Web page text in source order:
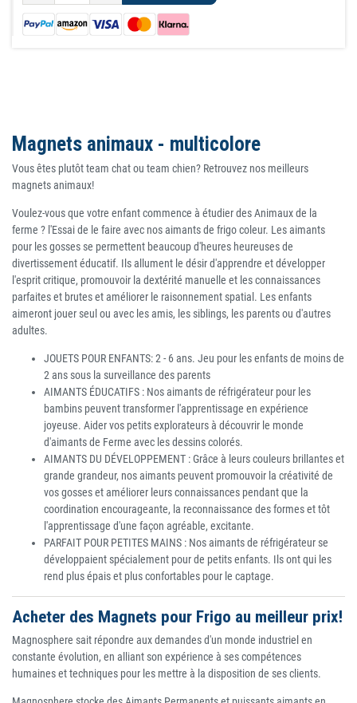
Magnets animaux - multicolore
Vous êtes plutôt team chat ou team chien? Retrouvez nos meilleurs
magnets animaux!
Voulez-vous que votre enfant commence à étudier des Animaux de la
ferme ? l'Essai de le faire avec nos aimants de frigo coleur. Les aimants
pour les gosses se permettent beaucoup d'heures heureuses de
divertissement éducatif. Ils allument le désir d'apprendre et développer
l'esprit critique, promouvoir la dextérité manuelle et les connaissances
parfaites et brutes et améliorer le raisonnement spatial. Les enfants
aimeront jouer seul ou avec les amis, les siblings, les parents ou d'autres
adultes.
JOUETS POUR ENFANTS: 2 - 6 ans. Jeu pour les enfants de moins de
2 ans sous la surveillance des parents
AIMANTS ÉDUCATIFS : Nos aimants de réfrigérateur pour les
bambins peuvent transformer l'apprentissage en expérience
joyeuse. Aider vos petits explorateurs à découvrir le monde
d'aimants de Ferme avec les dessins colorés.
AIMANTS DU DÉVELOPPEMENT : Grâce à leurs couleurs brillantes et
grande grandeur, nos aimants peuvent promouvoir la créativité de
vos gosses et améliorer leurs connaissances pendant que la
coordination encourageante, la reconnaissance des formes et tôt
l'apprentissage d'une façon agréable, excitante.
PARFAIT POUR PETITES MAINS : Nos aimants de réfrigérateur se
développaient spécialement pour de petits enfants. Ils ont qui les
rend plus épais et plus confortables pour le captage.
Acheter des Magnets pour Frigo au meilleur prix!
Magnosphere sait répondre aux demandes d'un monde industriel en
constante évolution, en alliant son expérience à ses compétences
humaines et techniques pour les mettre à la disposition de ses clients.